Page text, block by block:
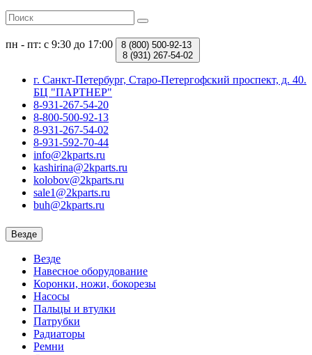
пн - пт: с 9:30 до 17:00 8 (800) 500-92-13
8 (931) 267-54-02
г. Санкт-Петербург, Старо-Петергофский проспект, д. 40.
БЦ "ПАРТНЕР"
8-931-267-54-20
8-800-500-92-13
8-931-267-54-02
8-931-592-70-44
info@2kparts.ru
kashirina@2kparts.ru
kolobov@2kparts.ru
sale1@2kparts.ru
buh@2kparts.ru
Везде
Везде
Навесное оборудование
Коронки, ножи, бокорезы
Насосы
Пальцы и втулки
Патрубки
Радиаторы
Ремни